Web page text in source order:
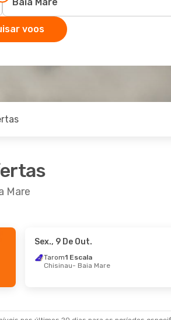
voos
Mare
Sex., 9 De Out.
Tarom1 Escala
Chisinau- Baia Mare